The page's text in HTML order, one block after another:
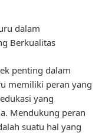
dalam
Berkualitas
penting dalam
memiliki peran yang
yang
Mendukung peran
suatu hal yang